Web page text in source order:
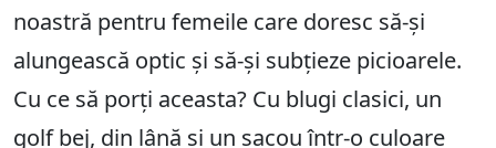
noastră pentru femeile care doresc să-și
alungească optic și să-și subțieze picioarele.
Cu ce ​​să porți aceasta? Cu blugi clasici, un
golf bej, din lână și un sacou într-o culoare